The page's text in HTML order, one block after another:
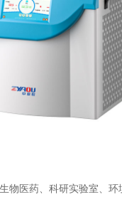
物医药、科研实验室、